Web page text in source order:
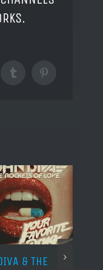
TumblrPinterest
& THE